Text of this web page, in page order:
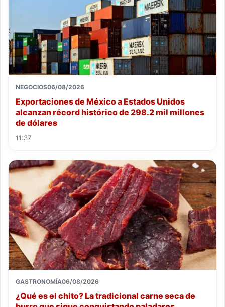
NEGOCIOS06/08/2026
Exportaciones de México a Estados Unidos
alcanzan récord histórico de 298.2 mil millones
de dólares
11:37
GASTRONOMÍA06/08/2026
¿Qué es el chito? La tradicional carne seca de